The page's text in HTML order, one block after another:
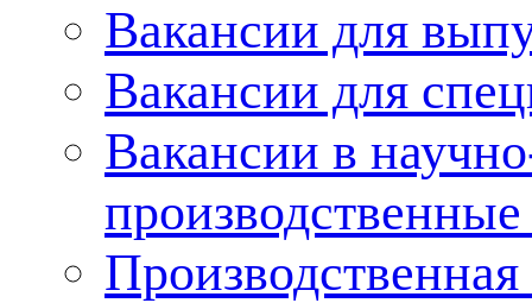
Вакансии для
Вакансии для
Вакансии в
Производственная